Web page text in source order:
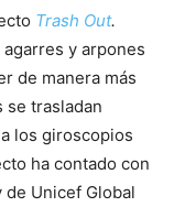
Trash Out.
y arpones
de manera más
se trasladan
los giroscopios
ha contado con
Unicef Global